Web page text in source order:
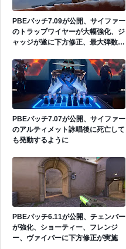
PBEパッチ7.09が公開、サイファー
のトラップワイヤーが大幅強化、ジ
ャッジが遂に下方修正、最大弾数が
加など
PBEパッチ7.07が公開、サイファー
のアルティメット詠唱後に死亡して
も発動するように
PBEパッチ6.11が公開、チェンバー
が強化、ショーティー、フレンジ
ー、ヴァイパーに下方修正が実施